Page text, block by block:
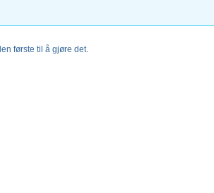
første til å gjøre det.